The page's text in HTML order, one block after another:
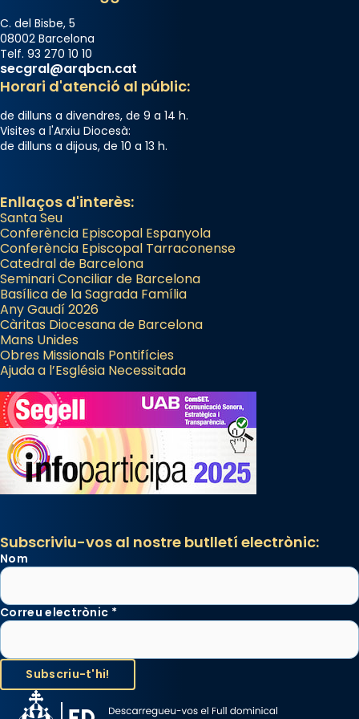
C. del Bisbe, 5
08002 Barcelona
Telf. 93 270 10 10
secgral@arqbcn.cat
Horari d'atenció al públic:
de dilluns a divendres, de 9 a 14 h.
Visites a l'Arxiu Diocesà:
de dilluns a dijous, de 10 a 13 h.
Enllaços d'interès:
Santa Seu
Conferència Episcopal Espanyola
Conferència Episcopal Tarraconense
Catedral de Barcelona
Seminari Conciliar de Barcelona
Basílica de la Sagrada Família
Any Gaudí 2026
Càritas Diocesana de Barcelona
Mans Unides
Obres Missionals Pontifícies
Ajuda a l’Església Necessitada
Subscriviu-vos al nostre butlletí electrònic:
Nom
Correu electrònic *